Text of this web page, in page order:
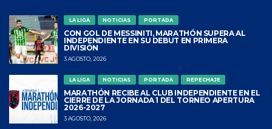
LA LIGA NOTICIAS PORTADA
CON GOL DE MESSINITI, MARATHÓN SUPERA AL
INDEPENDIENTE EN SU DEBUT EN PRIMERA
DIVISIÓN
3 AGOSTO, 2026
LA LIGA NOTICIAS PORTADA REPECHAJE
MARATHÓN RECIBE AL CLUB INDEPENDIENTE EN EL
CIERRE DE LA JORNADA 1 DEL TORNEO APERTURA
2026-2027
3 AGOSTO, 2026